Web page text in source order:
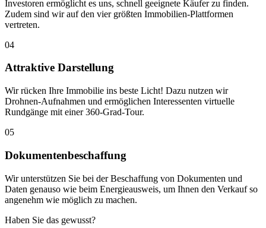
Investoren ermöglicht es uns, schnell geeignete Käufer zu finden.
Zudem sind wir auf den vier größten Immobilien-Plattformen
vertreten.
04
Attraktive Darstellung
Wir rücken Ihre Immobilie ins beste Licht! Dazu nutzen wir
Drohnen-Aufnahmen und ermöglichen Interessenten virtuelle
Rundgänge mit einer 360-Grad-Tour.
05
Dokumentenbeschaffung
Wir unterstützen Sie bei der Beschaffung von Dokumenten und
Daten genauso wie beim Energieausweis, um Ihnen den Verkauf so
angenehm wie möglich zu machen.
Haben Sie das gewusst?